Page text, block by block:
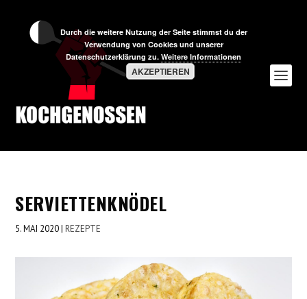
SERVIETTENKNÖDEL
5. MAI 2020|REZEPTE
Durch die weitere Nutzung der Seite stimmst du der
Verwendung von Cookies und unserer
Datenschutzerklärung zu. Weitere Informationen
AKZEPTIEREN